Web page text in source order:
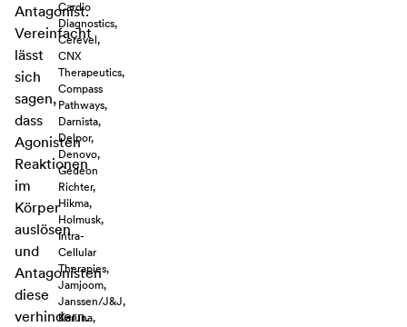
Antagonist.
Vereinfacht
lässt
sich
sagen,
dass
Agonisten
Reaktionen
im
Körper
auslösen
und
Antagonisten
diese
verhindern.
Cardio
Diagnostics,
Cerevel,
CNX
Therapeutics,
Compass
Pathways,
Darnista,
Delpor,
Denovo,
Gedeon
Richter,
Hikma,
Holmusk,
Intra-
Cellular
Therapies,
Jamjoom,
Janssen/J&J,
Karuna,